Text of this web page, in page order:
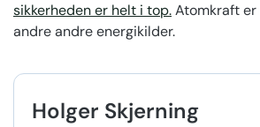
sikkerheden er helt i top.Atomkraft er
andre andre energikilder.
Holger Skjerning